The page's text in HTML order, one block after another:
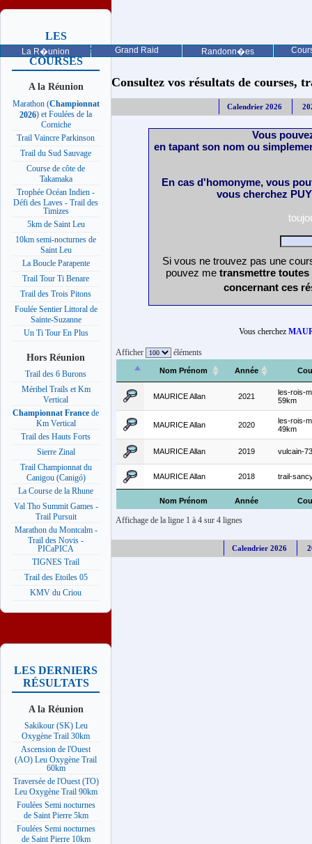
La R�union Grand Raid Randonn�es
LES
PROCHAINES
COURSES
A la Réunion
Marathon (Championnat
2026) et Foulées de la
Corniche
Trail Vaincre Parkinson
Trail du Sud Sauvage
Course de côte de
Takamaka
Trophée Océan Indien -
Défi des Laves - Trail des
Timizes
5km de Saint Leu
10km semi-nocturnes de
Saint Leu
La Boucle Parapente
Trail Tour Ti Benare
Trail des Trois Pitons
Foulée Sentier Littoral de
Sainte-Suzanne
Un Ti Tour En Plus
Hors Réunion
Trail des 6 Burons
Méribel Trails et Km
Vertical
Championnat France de
Km Vertical
Trail des Hauts Forts
Sierre Zinal
Trail Championnat du
Canigou (Canigó)
La Course de la Rhune
Val Tho Summit Games -
Trail Pursuit
Marathon du Montcalm -
Trail des Novis -
PICaPICA
TIGNES Trail
Trail des Etoiles 05
KMV du Criou
LES DERNIERS
RÉSULTATS
A la Réunion
Sakikour (SK) Leu
Oxygène Trail 30km
Ascension de l'Ouest
(AO) Leu Oxygène Trail
60km
Traversée de l'Ouest (TO)
Leu Oxygène Trail 90km
Foulées Semi nocturnes
de Saint Pierre 5km
Foulées Semi nocturnes
de Saint Pierre 10km
Consultez vos résultats de courses,
Calendrier 2026
Vous
en tapant son nom ou
En cas d'homonyme, vous
vous cherchez
Si vous ne trouvez pas une
pouvez me transmettre
concernant ces
Vous cherchez
Afficher éléments
Nom Prénom Année
Nom Prénom Année
MAURICE Allan 2021
les-rois-
59km
MAURICE Allan 2020
les-rois-
49km
MAURICE Allan 2019 vulcain-
MAURICE Allan 2018 trail-
Affichage de la ligne 1 à 4 sur 4 lignes
Calendrier 2026